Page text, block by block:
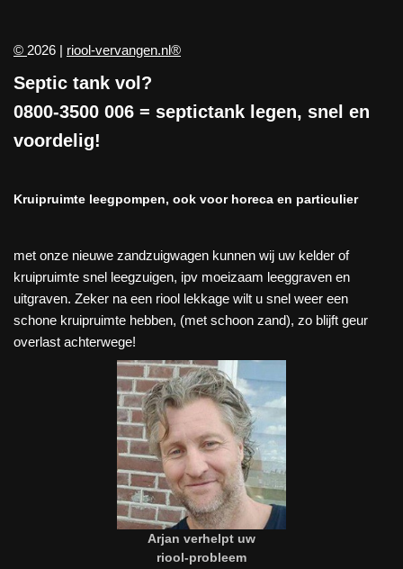
© 2026 | riool-vervangen.nl®
Septic tank vol?
0800-3500 006 = septictank legen, snel en
voordelig!
Kruipruimte leegpompen, ook voor horeca en particulier
met onze nieuwe zandzuigwagen kunnen wij uw kelder of
kruipruimte snel leegzuigen, ipv moeizaam leeggraven en
uitgraven. Zeker na een riool lekkage wilt u snel weer een
schone kruipruimte hebben, (met schoon zand), zo blijft geur
overlast achterwege!
Arjan verhelpt uw
riool-probleem